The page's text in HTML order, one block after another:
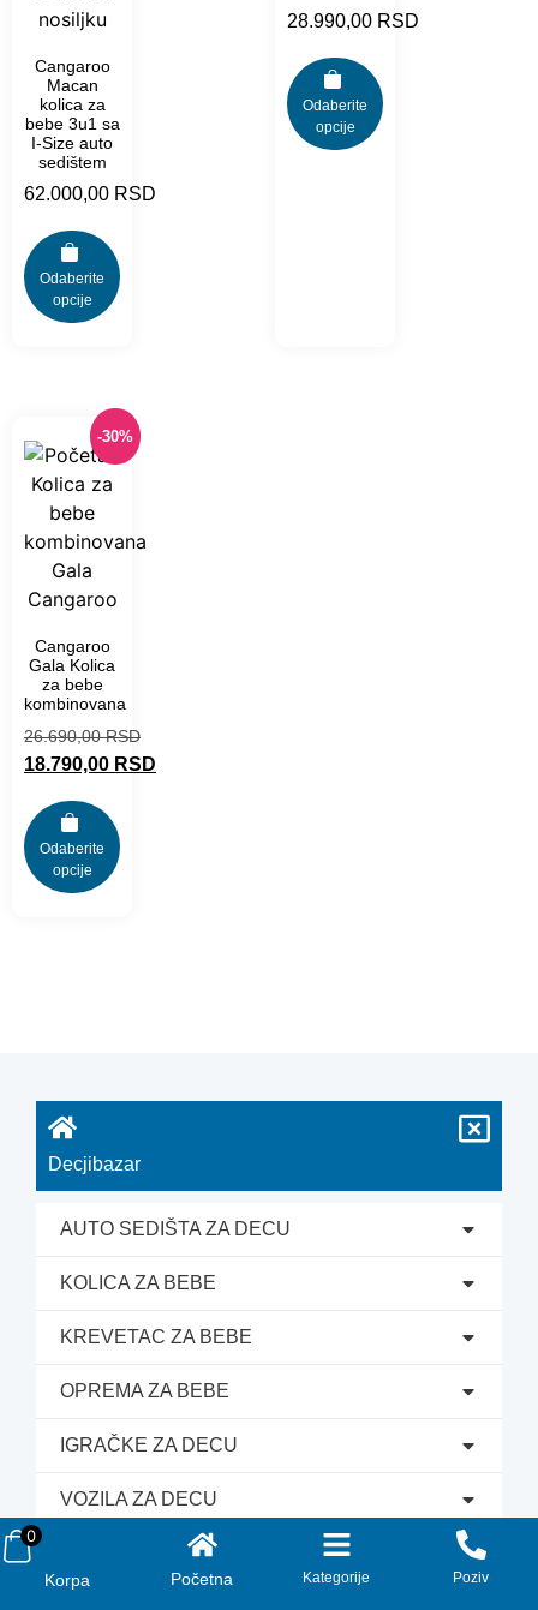
Cangaroo
Macan
kolica za
bebe 3u1 sa
I-Size auto
sedištem
62.000,00 RSD
Odaberite
opcije
28.990,00 RSD
Odaberite
opcije
-30%
Cangaroo
Gala Kolica
za bebe
kombinovana
26.690,00RSD
18.790,00 RSD
Odaberite
opcije
Korpa
0
Početna Kategorije Poziv
Decjibazar
AUTO SEDIŠTA ZA DECU
KOLICA ZA BEBE
KREVETAC ZA BEBE
OPREMA ZA BEBE
IGRAČKE ZA DECU
VOZILA ZA DECU
Naša priča
Od 1992. godine se trudimo da trudnicama olakšamo
kupovinu proizvoda koji su im potrebni za njihove